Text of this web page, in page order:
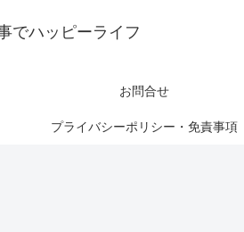
でハッピーライフ
お問合せ
プライバシーポリシー・免責事項